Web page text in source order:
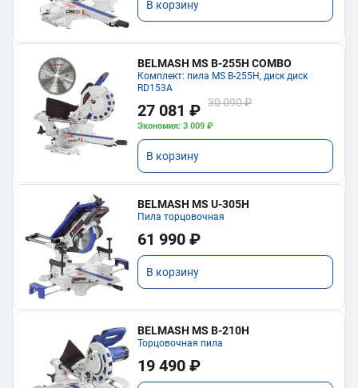
В корзину
BELMASH MS B-255H COMBO
Комплект: пила MS B-255H, диск диск
RD153A
27 081 ₽ 30 090 ₽
Экономия: 3 009 ₽
В корзину
BELMASH MS U-305H
Пила торцовочная
61 990 ₽
В корзину
BELMASH MS B-210H
Торцовочная пила
19 490 ₽